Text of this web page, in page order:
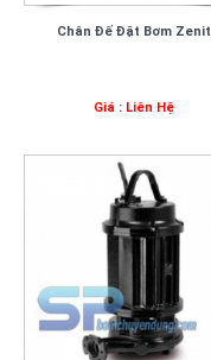
Chân Đế Đặt Bơm Zenit
Giá : Liên Hệ